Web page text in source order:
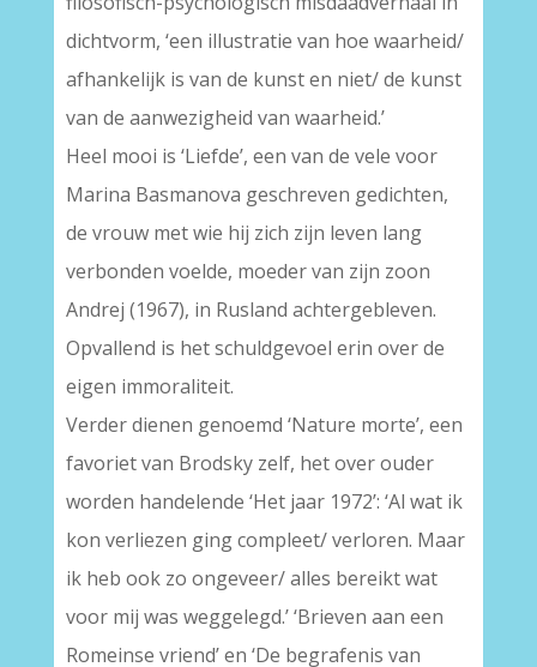
dichtvorm, ‘een illustratie van hoe waarheid/
afhankelijk is van de kunst en niet/ de kunst
van de aanwezigheid van waarheid.’
Heel mooi is ‘Liefde’, een van de vele voor
Marina Basmanova geschreven gedichten,
de vrouw met wie hij zich zijn leven lang
verbonden voelde, moeder van zijn zoon
Andrej (1967), in Rusland achtergebleven.
Opvallend is het schuldgevoel erin over de
eigen immoraliteit.
Verder dienen genoemd ‘Nature morte’, een
favoriet van Brodsky zelf, het over ouder
worden handelende ‘Het jaar 1972’: ‘Al wat ik
kon verliezen ging compleet/ verloren. Maar
ik heb ook zo ongeveer/ alles bereikt wat
voor mij was weggelegd.’ ‘Brieven aan een
Romeinse vriend’ en ‘De begrafenis van